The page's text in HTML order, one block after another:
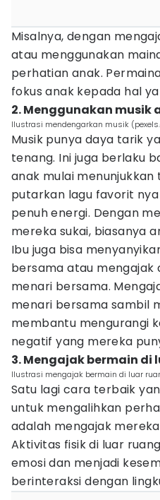
Misalnya, dengan
atau menggunakan
perhatian anak.
fokus anak kepada hal
2. Menggunakan
Ilustrasi mendengarkan musik
Musik punya daya tarik
tenang. Ini juga berlaku
anak mulai
putarkan lagu favorit
penuh energi. Dengan
mereka sukai, biasanya
Ibu juga bisa
bersama atau mengajak
menari bersama.
menari bersama sambil
membantu mengurangi
negatif yang mereka
3. Mengajak bermain di
Ilustrasi mengajak bermain di luar
Satu lagi cara terbaik
untuk mengalihkan
adalah mengajak
Aktivitas fisik di luar
emosi dan menjadi
berinteraksi dengan